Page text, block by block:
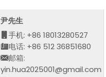
尹先生
手机: +86 18013280527
电话: +86 512 36851680
邮箱:
yin.hua2025001@gmail.com